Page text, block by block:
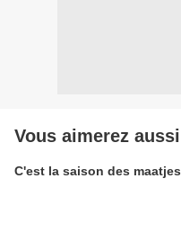
Vous aimerez aussi
C'est la saison des maatjes